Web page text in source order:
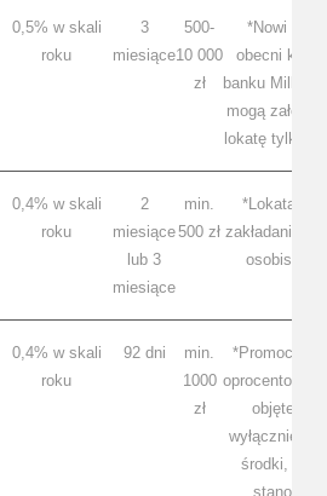
0,5% w skali
roku
3
miesiące
500-
10 000
zł
*Nowi oraz
obecni
banku
mogą
lokatę tylko 1
0,4% w skali
roku
2
miesiące
lub 3
miesiące
min.
500 zł
*Lokata bez
zakładania
osobistego
0,4% w skali
roku
92 dni
min.
1000
zł
objęte są
wyłącznie
środki, które
stanowią